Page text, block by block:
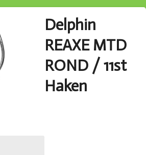
Delphin
REAXE MTD
ROND / 11st
Haken